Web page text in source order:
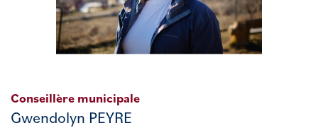
Conseillère municipale
Gwendolyn PEYRE